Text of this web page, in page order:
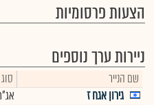
הצעות פרסומיות
ניירות ערך נוספים
שם הנייר סוג
גירון אגח ז